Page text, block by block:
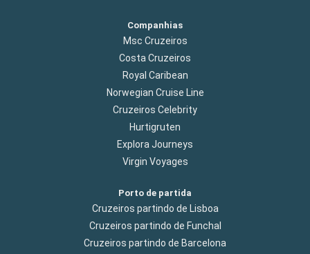
Companhias
Msc Cruzeiros
Costa Cruzeiros
Royal Caribean
Norwegian Cruise Line
Cruzeiros Celebrity
Hurtigruten
Explora Journeys
Virgin Voyages
Porto de partida
Cruzeiros partindo de Lisboa
Cruzeiros partindo de Funchal
Cruzeiros partindo de Barcelona